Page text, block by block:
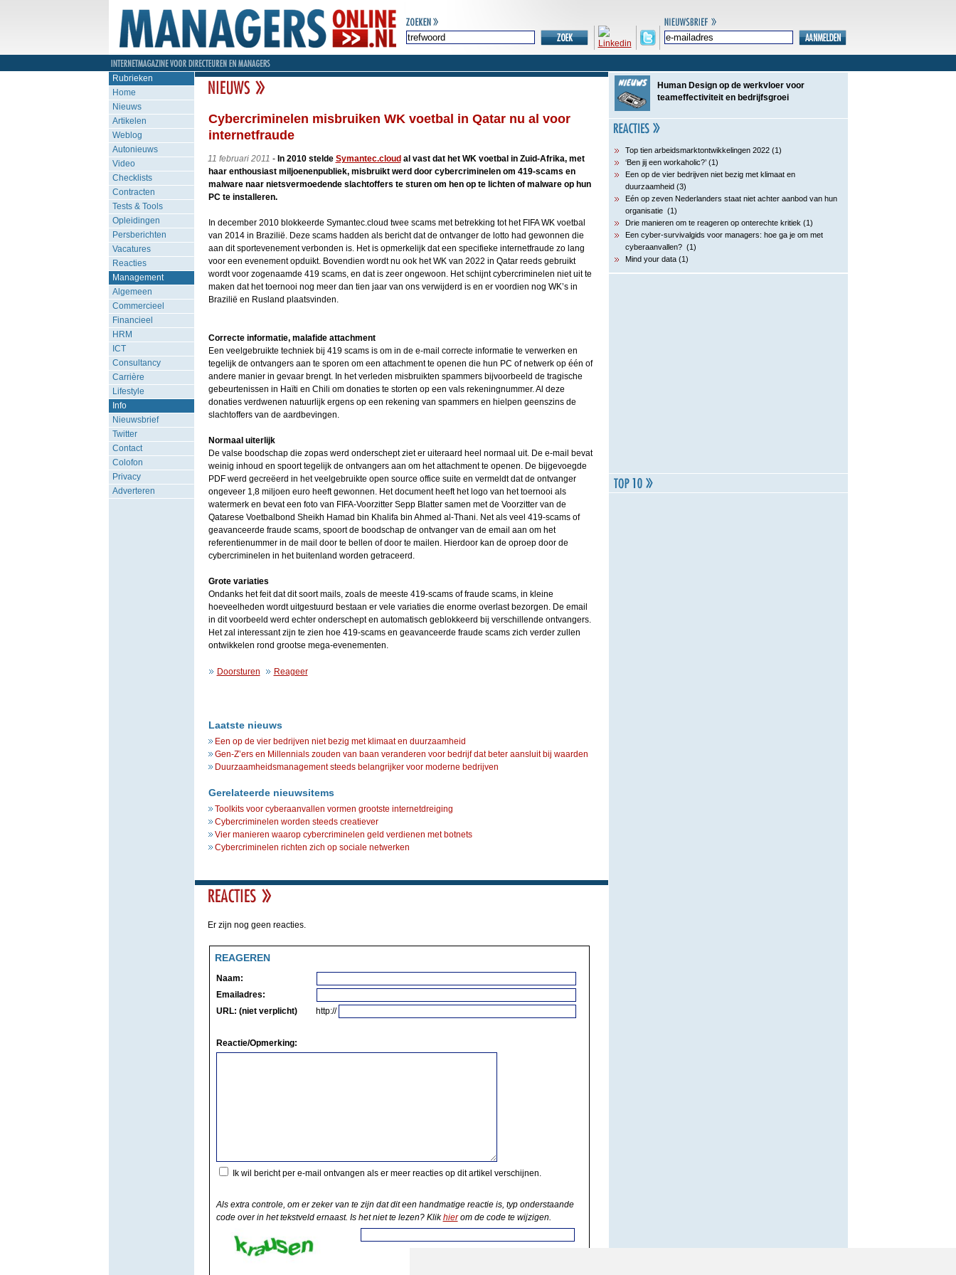
Rubrieken
Home
Nieuws
Artikelen
Weblog
Autonieuws
Video
Checklists
Contracten
Tests & Tools
Opleidingen
Persberichten
Vacatures
Reacties
Management
Algemeen
Commercieel
Financieel
HRM
ICT
Consultancy
Carrière
Lifestyle
Info
Nieuwsbrief
Twitter
Contact
Colofon
Privacy
Adverteren
Cybercriminelen misbruiken WK voetbal in Qatar nu al voor
internetfraude
11 februari 2011 - In 2010 stelde Symantec.cloud al vast dat het WK voetbal in Zuid-Afrika, met
haar enthousiast miljoenenpubliek, misbruikt werd door cybercriminelen om 419-scams en
malware naar nietsvermoedende slachtoffers te sturen om hen op te lichten of malware op hun
PC te installeren.
In december 2010 blokkeerde Symantec.cloud twee scams met betrekking tot het FIFA WK voetbal
van 2014 in Brazilië. Deze scams hadden als bericht dat de ontvanger de lotto had gewonnen die
aan dit sportevenement verbonden is. Het is opmerkelijk dat een specifieke internetfraude zo lang
voor een evenement opduikt. Bovendien wordt nu ook het WK van 2022 in Qatar reeds gebruikt
wordt voor zogenaamde 419 scams, en dat is zeer ongewoon. Het schijnt cybercriminelen niet uit te
maken dat het toernooi nog meer dan tien jaar van ons verwijderd is en er voordien nog WK’s in
Brazilië en Rusland plaatsvinden.
Correcte informatie, malafide attachment
Een veelgebruikte techniek bij 419 scams is om in de e-mail correcte informatie te verwerken en
tegelijk de ontvangers aan te sporen om een attachment te openen die hun PC of netwerk op één of
andere manier in gevaar brengt. In het verleden misbruikten spammers bijvoorbeeld de tragische
gebeurtenissen in Haïti en Chili om donaties te storten op een vals rekeningnummer. Al deze
donaties verdwenen natuurlijk ergens op een rekening van spammers en hielpen geenszins de
slachtoffers van de aardbevingen.
Normaal uiterlijk
De valse boodschap die zopas werd onderschept ziet er uiteraard heel normaal uit. De e-mail bevat
weinig inhoud en spoort tegelijk de ontvangers aan om het attachment te openen. De bijgevoegde
PDF werd gecreëerd in het veelgebruikte open source office suite en vermeldt dat de ontvanger
ongeveer 1,8 miljoen euro heeft gewonnen. Het document heeft het logo van het toernooi als
watermerk en bevat een foto van FIFA-Voorzitter Sepp Blatter samen met de Voorzitter van de
Qatarese Voetbalbond Sheikh Hamad bin Khalifa bin Ahmed al-Thani. Net als veel 419-scams of
geavanceerde fraude scams, spoort de boodschap de ontvanger van de email aan om het
referentienummer in de mail door te bellen of door te mailen. Hierdoor kan de oproep door de
cybercriminelen in het buitenland worden getraceerd.
Grote variaties
Ondanks het feit dat dit soort mails, zoals de meeste 419-scams of fraude scams, in kleine
hoeveelheden wordt uitgestuurd bestaan er vele variaties die enorme overlast bezorgen. De email
in dit voorbeeld werd echter onderschept en automatisch geblokkeerd bij verschillende ontvangers.
Het zal interessant zijn te zien hoe 419-scams en geavanceerde fraude scams zich verder zullen
ontwikkelen rond grootse mega-evenementen.
Doorsturen Reageer
Laatste nieuws
Een op de vier bedrijven niet bezig met klimaat en duurzaamheid
Gen-Z’ers en Millennials zouden van baan veranderen voor bedrijf dat beter aansluit bij waarden
Duurzaamheidsmanagement steeds belangrijker voor moderne bedrijven
Gerelateerde nieuwsitems
Toolkits voor cyberaanvallen vormen grootste internetdreiging
Cybercriminelen worden steeds creatiever
Vier manieren waarop cybercriminelen geld verdienen met botnets
Cybercriminelen richten zich op sociale netwerken
Er zijn nog geen reacties.
REAGEREN
Naam:
Emailadres:
URL: (niet verplicht)
http://
Reactie/Opmerking:
Ik wil bericht per e-mail ontvangen als er meer reacties op dit artikel verschijnen.
Als extra controle, om er zeker van te zijn dat dit een handmatige reactie is, typ onderstaande
code over in het tekstveld ernaast. Is het niet te lezen? Klikhierom de code te wijzigen.
Human Design op de werkvloer voor
teameffectiviteit en bedrijfsgroei
Top tien arbeidsmarktontwikkelingen 2022 (1)
‘Ben jij een workaholic?’ (1)
Een op de vier bedrijven niet bezig met klimaat en
duurzaamheid (3)
Eén op zeven Nederlanders staat niet achter aanbod van hun
organisatie (1)
Drie manieren om te reageren op onterechte kritiek (1)
Een cyber-survivalgids voor managers: hoe ga je om met
cyberaanvallen? (1)
Mind your data (1)